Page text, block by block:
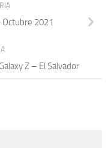
2021
Z – El Salvador